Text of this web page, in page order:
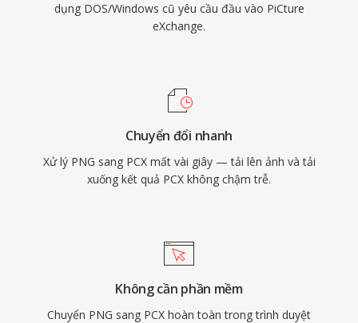
dụng DOS/Windows cũ yêu cầu đầu vào PiCture
eXchange.
Chuyển đổi nhanh
Xử lý PNG sang PCX mất vài giây — tải lên ảnh và tải
xuống kết quả PCX không chậm trễ.
Không cần phần mềm
Chuyển PNG sang PCX hoàn toàn trong trình duyệt